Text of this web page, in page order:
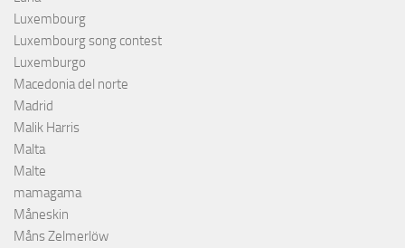
Luxembourg
Luxembourg song contest
Luxemburgo
Macedonia del norte
Madrid
Malik Harris
Malta
Malte
mamagama
Måneskin
Måns Zelmerlöw